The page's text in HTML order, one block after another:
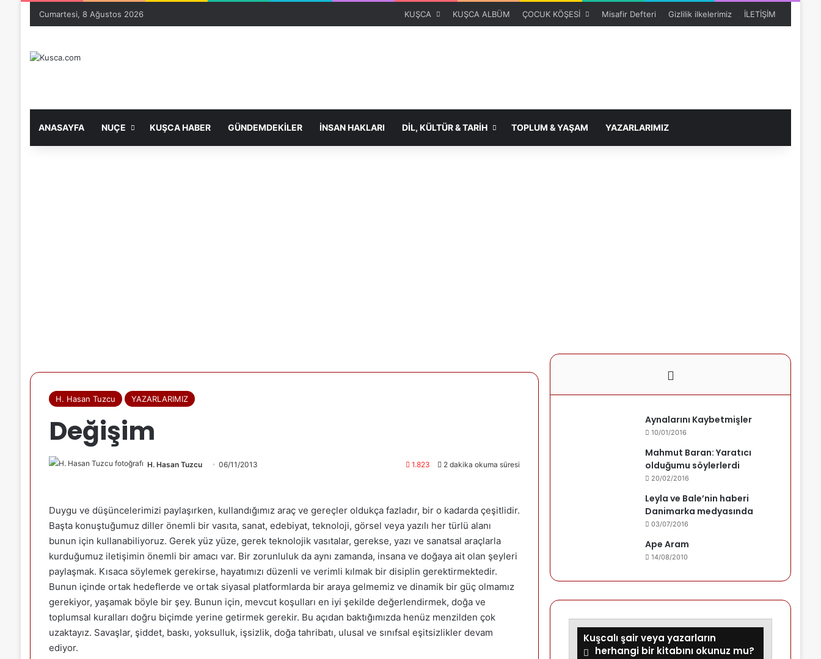
Cumartesi, 8 Ağustos 2026 KUŞCA KUŞCA ALBÜM ÇOCUK KÖŞESİ Misafir Defteri Gizlilik ilkelerimiz İLETİŞİM
ANASAYFA NUÇE KUŞCA HABER GÜNDEMDEKİLER İNSAN HAKLARI DİL, KÜLTÜR & TARİH TOPLUM & YAŞAM YAZARLARIMIZ
H. Hasan Tuzcu YAZARLARIMIZ
Değişim
H. Hasan Tuzcu 06/11/2013 1.823 2 dakika okuma süresi
Duygu ve düşüncelerimizi paylaşırken, kullandığımız araç ve gereçler oldukça fazladır, bir o kadarda çeşitlidir.
Başta konuştuğumuz diller önemli bir vasıta, sanat, edebiyat, teknoloji, görsel veya yazılı her türlü alanı
bunun için kullanabiliyoruz. Gerek yüz yüze, gerek teknolojik vasıtalar, gerekse, yazı ve sanatsal araçlarla
kurduğumuz iletişimin önemli bir amacı var. Bir zorunluluk da aynı zamanda, insana ve doğaya ait olan şeyleri
paylaşmak. Kısaca söylemek gerekirse, hayatımızı düzenli ve verimli kılmak bir disiplin gerektirmektedir.
Bunun içinde ortak hedeflerde ve ortak siyasal platformlarda bir araya gelmemiz ve dinamik bir güç olmamız
gerekiyor, yaşamak böyle bir şey. Bunun için, mevcut koşulları en iyi şekilde değerlendirmek, doğa ve
toplumsal kuralları doğru biçimde yerine getirmek gerekir. Bu açıdan baktığımızda henüz menzilden çok
uzaktayız. Savaşlar, şiddet, baskı, yoksulluk, işsizlik, doğa tahribatı, ulusal ve sınıfsal eşitsizlikler devam
ediyor.
Aynalarını Kaybetmişler
10/01/2016
Mahmut Baran: Yaratıcı
olduğumu söylerlerdi
20/02/2016
Leyla ve Bale’nin haberi
Danimarka medyasında
03/07/2016
Ape Aram
14/08/2010
Kuşcalı şair veya yazarların
herhangi bir kitabını okunuz mu?